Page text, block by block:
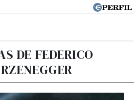
DE FEDERICO